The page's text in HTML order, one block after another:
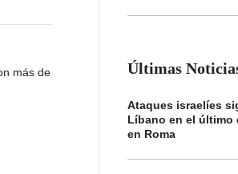
más de
Últimas
Ataques israelíes
Líbano en el último
en Roma